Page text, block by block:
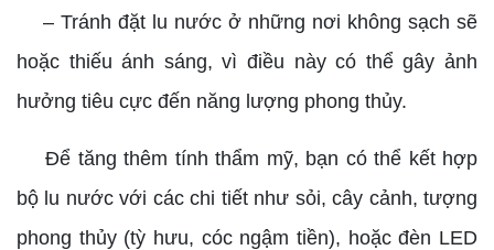
– Tránh đặt lu nước ở những nơi không sạch sẽ
hoặc thiếu ánh sáng, vì điều này có thể gây ảnh
hưởng tiêu cực đến năng lượng phong thủy.
Để tăng thêm tính thẩm mỹ, bạn có thể kết hợp
bộ lu nước với các chi tiết như sỏi, cây cảnh, tượng
phong thủy (tỳ hưu, cóc ngậm tiền), hoặc đèn LED